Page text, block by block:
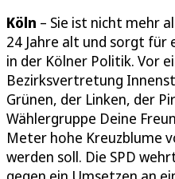
Köln – Sie ist nicht mehr
24 Jahre alt und sorgt
in der Kölner Politik. Vor
Bezirksvertretung
Grünen, der Linken, der
Wählergruppe Deine
Meter hohe Kreuzblume
werden soll. Die SPD